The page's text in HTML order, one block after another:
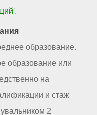
.
образование.
образование или
на
и стаж
2